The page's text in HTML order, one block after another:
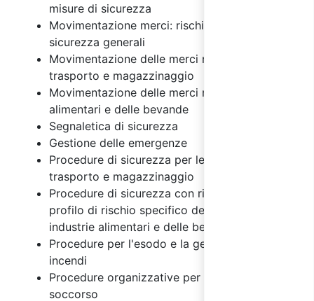
misure di sicurezza
Movimentazione merci: rischi e misure di
sicurezza generali
Movimentazione delle merci nelle attività di
trasporto e magazzinaggio
Movimentazione delle merci nelle industrie
alimentari e delle bevande
Segnaletica di sicurezza
Gestione delle emergenze
Procedure di sicurezza per le attività di
trasporto e magazzinaggio
Procedure di sicurezza con riferimento al
profilo di rischio specifico del settore delle
industrie alimentari e delle bevande
Procedure per l'esodo e la gestione degli
incendi
Procedure organizzative per il primo
soccorso